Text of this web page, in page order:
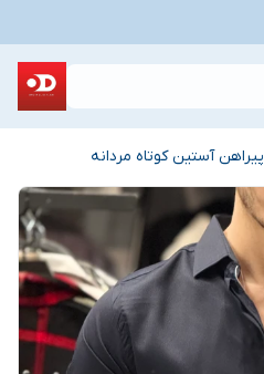
پیراهن آستین کوتاه مردانه